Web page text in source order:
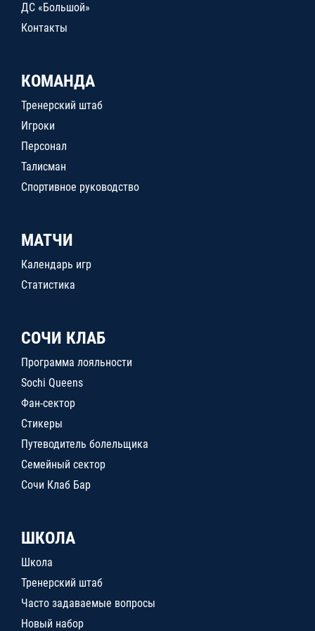
ДС «Большой»
Контакты
КОМАНДА
Тренерский штаб
Игроки
Персонал
Талисман
Спортивное руководство
МАТЧИ
Календарь игр
Статистика
СОЧИ КЛАБ
Программа лояльности
Sochi Queens
Фан-сектор
Стикеры
Путеводитель болельщика
Семейный сектор
Сочи Клаб Бар
ШКОЛА
Школа
Тренерский штаб
Часто задаваемые вопросы
Новый набор